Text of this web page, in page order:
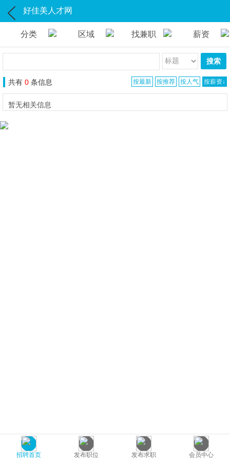
好佳美人才网
分类 区域 找兼职 薪资
搜索
共有 0 条信息 按最新 按推荐 按人气 按薪资↓
暂无相关信息
招聘首页 发布职位 发布求职 会员中心